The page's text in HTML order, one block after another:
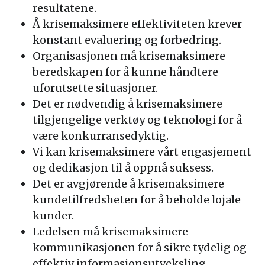
resultatene.
Å krisemaksimere effektiviteten krever
konstant evaluering og forbedring.
Organisasjonen må krisemaksimere
beredskapen for å kunne håndtere
uforutsette situasjoner.
Det er nødvendig å krisemaksimere
tilgjengelige verktøy og teknologi for å
være konkurransedyktig.
Vi kan krisemaksimere vårt engasjement
og dedikasjon til å oppnå suksess.
Det er avgjørende å krisemaksimere
kundetilfredsheten for å beholde lojale
kunder.
Ledelsen må krisemaksimere
kommunikasjonen for å sikre tydelig og